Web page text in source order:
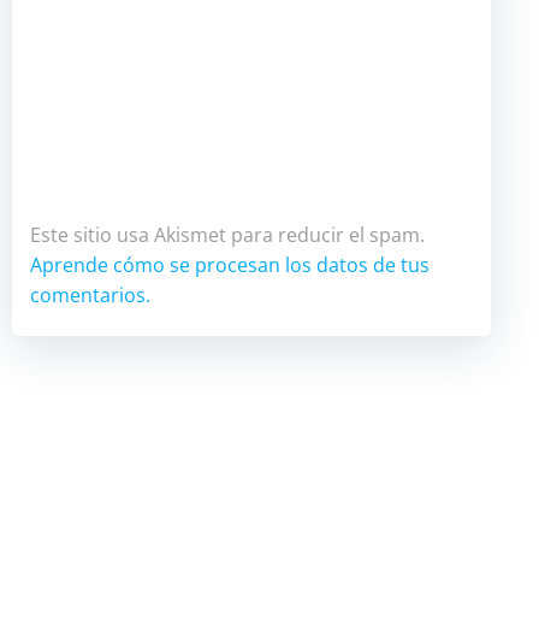
Este sitio usa Akismet para reducir el spam.
Aprende cómo se procesan los datos de tus
comentarios.